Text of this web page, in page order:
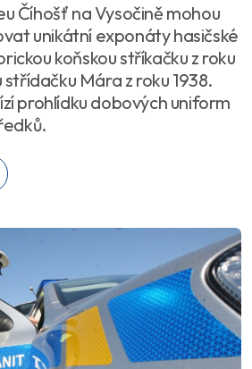
Číhošť na Vysočině mohou
unikátní exponáty hasičské
koňskou stříkačku z roku
Mára z roku 1938.
prohlídku dobových uniform